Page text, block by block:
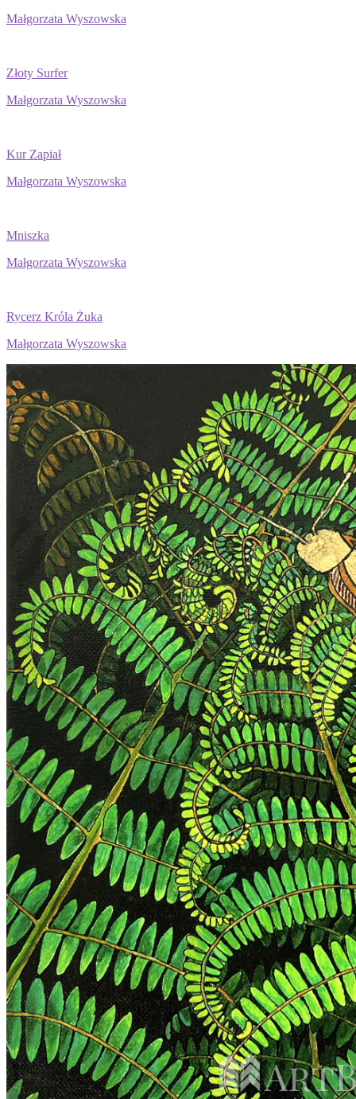
Małgorzata Wyszowska
Złoty Surfer
Małgorzata Wyszowska
Kur Zapiał
Małgorzata Wyszowska
Mniszka
Małgorzata Wyszowska
Rycerz Króla Żuka
Małgorzata Wyszowska